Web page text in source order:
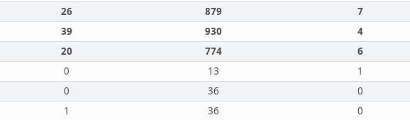
26 879 7
39 930 4
20 774 6
0 13 1
0 36 0
1 36 0